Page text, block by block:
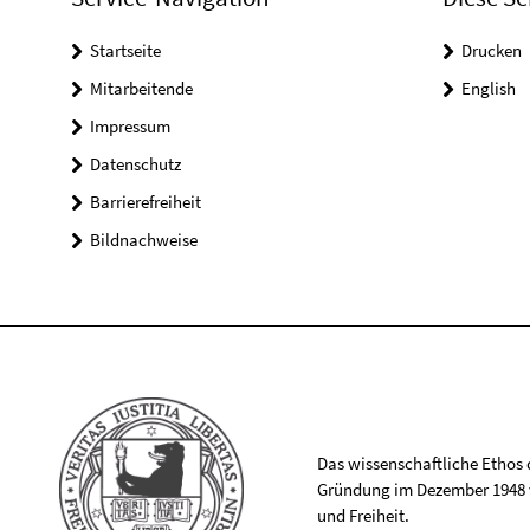
Startseite
Mitarbeitende
Impressum
Datenschutz
Barrierefreiheit
Bildnachweise
Drucken
English
Das wissenschaftliche
Gründung im Dezember
und Freiheit.